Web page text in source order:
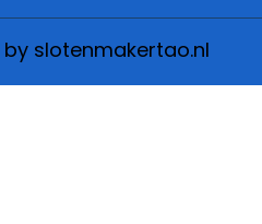
slotenmakertao.nl